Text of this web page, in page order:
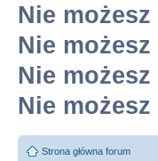
Nie możesz
Nie możesz
Nie możesz
Nie możesz
Strona główna forum